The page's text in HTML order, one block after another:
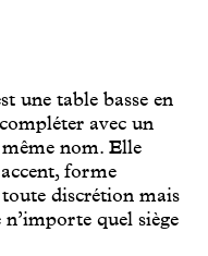
une table basse en
avec un
nom. Elle
forme
discrétion mais
quel siège